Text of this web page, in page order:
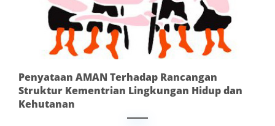
Penyataan AMAN Terhadap Rancangan
Struktur Kementrian Lingkungan Hidup dan
Kehutanan